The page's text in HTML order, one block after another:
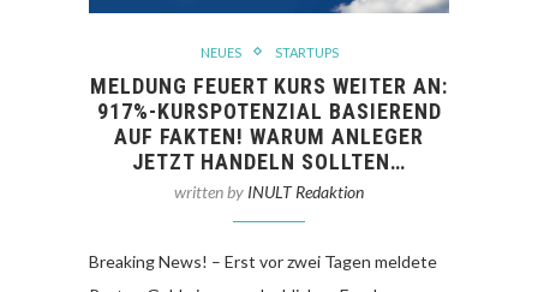
NEUES STARTUPS
MELDUNG FEUERT KURS WEITER AN:
917%-KURSPOTENZIAL BASIEREND
AUF FAKTEN! WARUM ANLEGER
JETZT HANDELN SOLLTEN…
written by INULT Redaktion
Breaking News! – Erst vor zwei Tagen meldete